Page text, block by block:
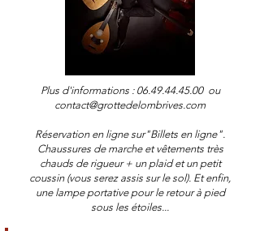
Plus d'informations : 06.49.44.45.00ou
contact@grottedelombrives.com
Réservation en ligne sur"Billets en ligne".
Chaussures de marche et vêtements très
chauds de rigueur + un plaid et un petit
coussin (vous serez assis sur le sol). Et enfin,
une lampe portative pour le retour à pied
sous les étoiles...